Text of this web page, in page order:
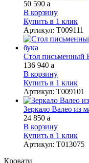
50 590 a
В корзину
Купить в 1 клик
Артикул: Т009111
Стол письменный
136 940 a
В корзину
Купить в 1 клик
Артикул: Т009101
Зеркало Валео из
24 850 a
В корзину
Купить в 1 клик
Артикул: Т013075
Кровати